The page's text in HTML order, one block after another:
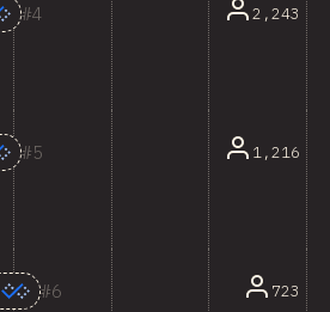
4 2,243
5 1,216
6 723